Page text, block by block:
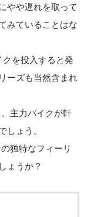
やや遅れを取って
みていることはな
を投入すると発
ーズも当然含まれ
主力バイクが軒
しょう。
独特なフィーリ
ょうか？